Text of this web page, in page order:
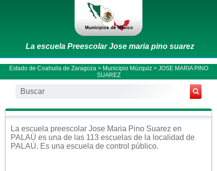
La escuela Preescolar Jose maria pino suarez
Estado de Coahuila de Zaragoza > Municipio Múzquiz> JOSE MARIA PINO
SUAREZ
La escuela preescolar Jose Maria Pino Suarez en
PALAÚ es una de las 113 escuelas de la localidad de
PALAÚ. Es una escuela de control público.